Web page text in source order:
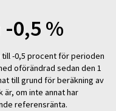
0,5 %
-0,5 procent för perioden
oförändrad sedan den 1
till grund för beräkning av
om inte annat har
referensränta.